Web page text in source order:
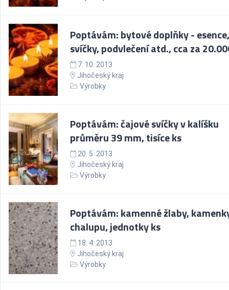
Poptávám: bytové doplňky - esence,
svíčky, podvlečení atd., cca za
7. 10. 2013
Jihočeský kraj
Výrobky
Poptávám: čajové svíčky v kalíšku
průměru 39 mm, tisíce ks
20. 5. 2013
Jihočeský kraj
Výrobky
Poptávám: kamenné žlaby,
chalupu, jednotky ks
18. 4. 2013
Jihočeský kraj
Výrobky